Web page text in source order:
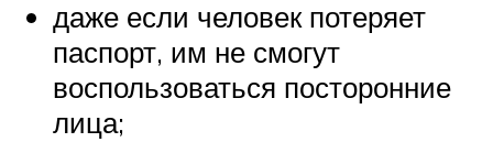
даже если человек потеряет
паспорт, им не смогут
воспользоваться посторонние
лица;